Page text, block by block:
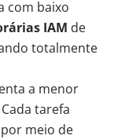
com baixo
IAM de
totalmente
a menor
tarefa
meio de